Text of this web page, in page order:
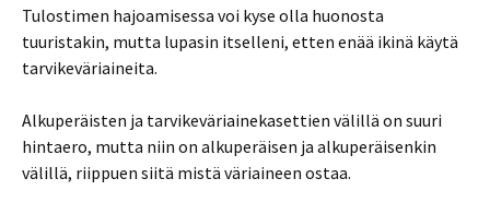
Tulostimen hajoamisessa voi kyse olla huonosta
tuuristakin, mutta lupasin itselleni, etten enää ikinä käytä
tarvikeväriaineita.
Alkuperäisten ja tarvikeväriainekasettien välillä on suuri
hintaero, mutta niin on alkuperäisen ja alkuperäisenkin
välillä, riippuen siitä mistä väriaineen ostaa.